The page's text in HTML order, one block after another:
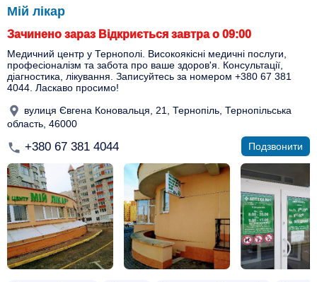
Мій лікар
Зачинено зараз Відкриється завтра о 09:00
Медичний центр у Тернополі. Високоякісні медичні послуги,
професіоналізм та забота про ваше здоров'я. Консультації,
діагностика, лікування. Записуйтесь за номером +380 67 381
4044. Ласкаво просимо!
вулиця Євгена Коновальця, 21, Тернопіль, Тернопільська
область, 46000
+380 67 381 4044 Подзвонити